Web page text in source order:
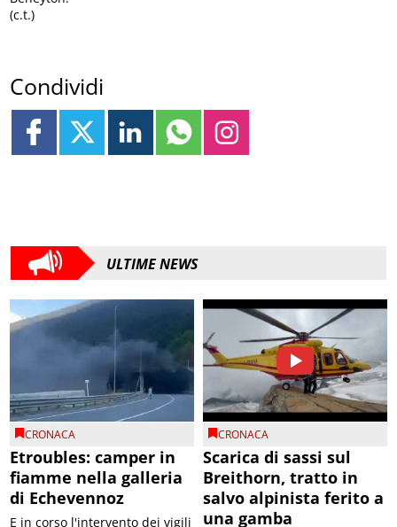
(c.t.)
Condividi
ULTIME NEWS
CRONACA
Etroubles: camper in
fiamme nella galleria
di Echevennoz
E in corso l'intervento dei vigili
CRONACA
Scarica di sassi sul
Breithorn, tratto in
salvo alpinista ferito a
una gamba